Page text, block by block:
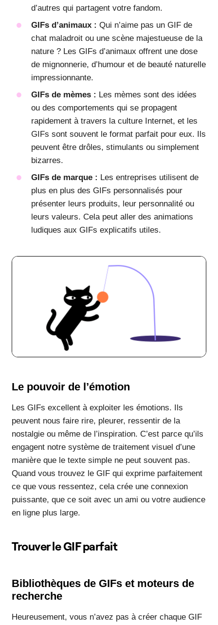
d’autres qui partagent votre fandom.
GIFs d’animaux : Qui n’aime pas un GIF de
chat maladroit ou une scène majestueuse de la
nature ? Les GIFs d’animaux offrent une dose
de mignonnerie, d’humour et de beauté naturelle
impressionnante.
GIFs de mèmes : Les mèmes sont des idées
ou des comportements qui se propagent
rapidement à travers la culture Internet, et les
GIFs sont souvent le format parfait pour eux. Ils
peuvent être drôles, stimulants ou simplement
bizarres.
GIFs de marque : Les entreprises utilisent de
plus en plus des GIFs personnalisés pour
présenter leurs produits, leur personnalité ou
leurs valeurs. Cela peut aller des animations
ludiques aux GIFs explicatifs utiles.
Le pouvoir de l’émotion
Les GIFs excellent à exploiter les émotions. Ils
peuvent nous faire rire, pleurer, ressentir de la
nostalgie ou même de l’inspiration. C’est parce qu’ils
engagent notre système de traitement visuel d’une
manière que le texte simple ne peut souvent pas.
Quand vous trouvez le GIF qui exprime parfaitement
ce que vous ressentez, cela crée une connexion
puissante, que ce soit avec un ami ou votre audience
en ligne plus large.
Trouver le GIF parfait
Bibliothèques de GIFs et moteurs de
recherche
Heureusement, vous n’avez pas à créer chaque GIF